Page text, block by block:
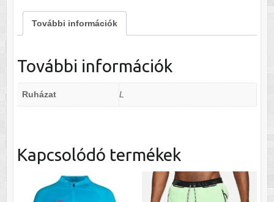
További információk
További információk
Ruházat L
Kapcsolódó termékek